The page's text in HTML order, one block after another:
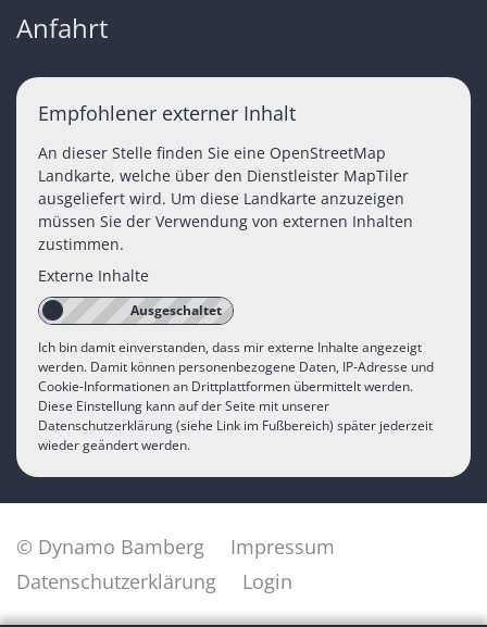
Anfahrt
Empfohlener externer Inhalt
An dieser Stelle finden Sie eine OpenStreetMap
Landkarte, welche über den Dienstleister MapTiler
ausgeliefert wird. Um diese Landkarte anzuzeigen
müssen Sie der Verwendung von externen Inhalten
zustimmen.
Externe Inhalte
Ich bin damit einverstanden, dass mir externe Inhalte angezeigt
werden. Damit können personenbezogene Daten, IP-Adresse und
Cookie-Informationen an Drittplattformen übermittelt werden.
Diese Einstellung kann auf der Seite mit unserer
Datenschutzerklärung (siehe Link im Fußbereich) später jederzeit
wieder geändert werden.
© Dynamo Bamberg
Impressum
Datenschutzerklärung
Login